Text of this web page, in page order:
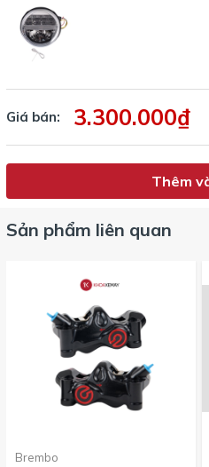
Giá bán: 3.300.000₫
Thêm
Sản phẩm liên quan
Brembo